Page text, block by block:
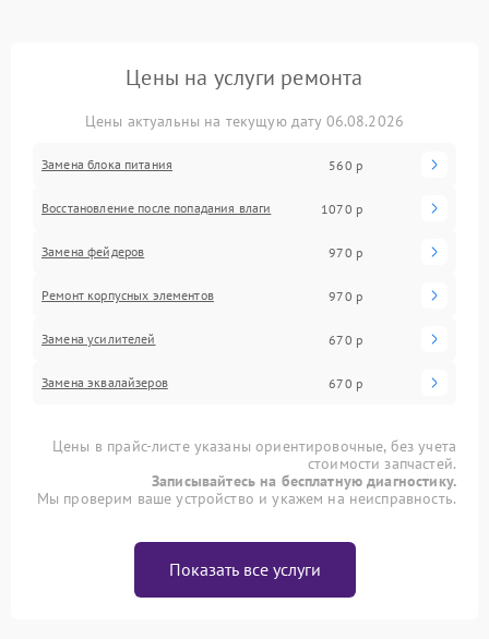
Цены на услуги ремонта
Цены актуальны на текущую дату 06.08.2026
Замена блока питания 560 р
Восстановление после попадания влаги 1070 р
Замена фейдеров 970 р
Ремонт корпусных элементов 970 р
Замена усилителей 670 р
Замена эквалайзеров 670 р
Цены в прайс-листе указаны ориентировочные, без учета
стоимости запчастей.
Записывайтесь на бесплатную диагностику.
Мы проверим ваше устройство и укажем на неисправность.
Показать все услуги